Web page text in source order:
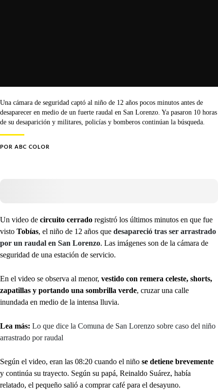
Una cámara de seguridad captó al niño de 12 años pocos minutos antes de
desaparecer en medio de un fuerte raudal en San Lorenzo. Ya pasaron 10 horas
de su desaparición y militares, policías y bomberos continúan la búsqueda.
POR ABC COLOR
Un video de circuito cerrado registró los últimos minutos en que fue
visto Tobías, el niño de 12 años que desapareció tras ser arrastrado
por un raudal en San Lorenzo. Las imágenes son de la cámara de
seguridad de una estación de servicio.
En el video se observa al menor, vestido con remera celeste, shorts,
zapatillas y portando una sombrilla verde, cruzar una calle
inundada en medio de la intensa lluvia.
Lea más: Lo que dice la Comuna de San Lorenzo sobre caso del niño
arrastrado por raudal
Según el video, eran las 08:20 cuando el niño se detiene brevemente
y continúa su trayecto. Según su papá, Reinaldo Suárez, había
relatado, el pequeño salió a comprar café para el desayuno.